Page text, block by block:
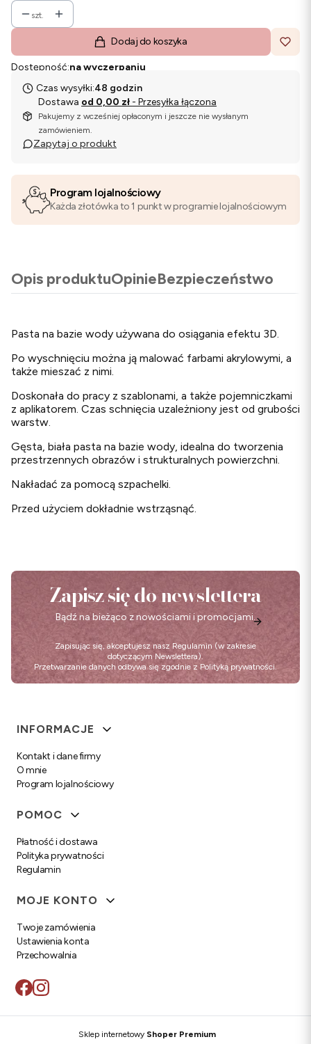
szt.
Dodaj do koszyka
Dostępność:na wyczerpaniu
Czas wysyłki:48 godzin
Dostawa od 0,00 zł - Przesyłka łączona
Pakujemy z wcześniej opłaconym i jeszcze nie wysłanym
zamówieniem.
Zapytaj o produkt
Program lojalnościowy
Każda złotówka to 1 punkt w programie lojalnościowym
Opis produktuOpinieBezpieczeństwo
Pasta na bazie wody używana do osiągania efektu 3D.
Po wyschnięciu można ją malować farbami akrylowymi, a
także mieszać z nimi.
Doskonała do pracy z szablonami, a także pojemniczkami
z aplikatorem. Czas schnięcia uzależniony jest od grubości
warstw.
Gęsta, biała pasta na bazie wody, idealna do tworzenia
przestrzennych obrazów i strukturalnych powierzchni.
Nakładać za pomocą szpachelki.
Przed użyciem dokładnie wstrząsnąć.
Zapisz się do newslettera
Bądź na bieżąco z nowościami i promocjami.
Zapisując się, akceptujesz nasz Regulamin (w zakresie
dotyczącym Newslettera).
Przetwarzanie danych odbywa się zgodnie z Polityką prywatności.
Linki w stopce
INFORMACJE
Kontakt i dane firmy
O mnie
Program lojalnościowy
POMOC
Płatność i dostawa
Polityka prywatności
Regulamin
MOJE KONTO
Twoje zamówienia
Ustawienia konta
Przechowalnia
Sklep internetowy Shoper Premium